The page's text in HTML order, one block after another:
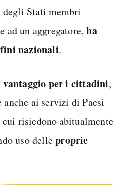
Stati membri
ad un aggregatore,ha
nazionali.
vantaggio per i cittadini,
anche ai servizi di Paesi
risiedono abitualmente
uso delleproprie